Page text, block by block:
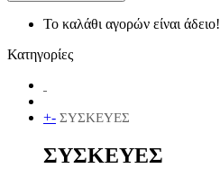
Το καλάθι αγορών είναι άδειο!
Κατηγορίες
+- ΣΥΣΚΕΥΕΣ
ΣΥΣΚΕΥΕΣ